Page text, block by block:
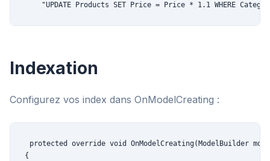
"UPDATE Products SET Price = Price * 1.1 WHERE
Indexation
Configurez vos index dans OnModelCreating :
protected override void OnModelCreating(ModelBuilder
{